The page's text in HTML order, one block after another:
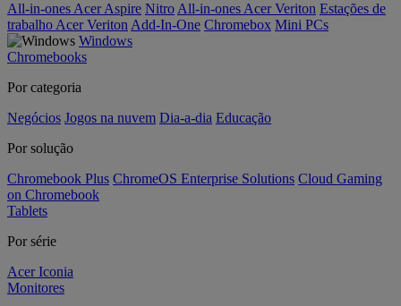
All-in-ones Acer Aspire Nitro All-in-ones Acer Veriton Estações de
trabalho Acer Veriton Add-In-One Chromebox Mini PCs
Windows
Chromebooks
Por categoria
Negócios Jogos na nuvem Dia-a-dia Educação
Por solução
Chromebook Plus ChromeOS Enterprise Solutions Cloud Gaming
on Chromebook
Tablets
Por série
Acer Iconia
Monitores